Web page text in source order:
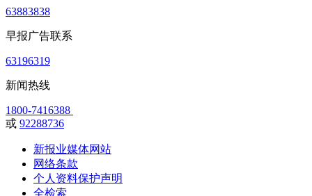
63883838
早报广告联系
63196319
新闻热线
1800-7416388
或 92288736
新报业媒体网站
网络条款
个人资料保护声明
全检索